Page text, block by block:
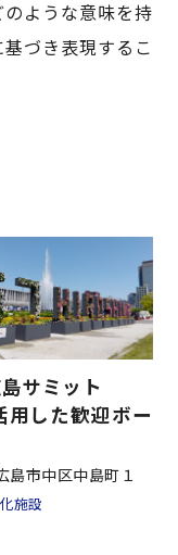
のような意味を持
づき表現するこ
サミット
用した歓迎ボー
島市中区中島町１
施設